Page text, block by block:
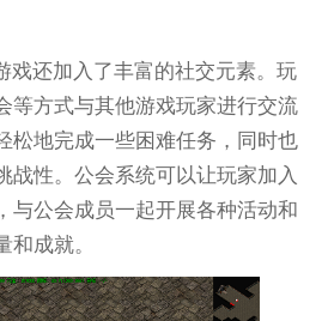
戏还加入了丰富的社交元素。玩
等方式与其他游戏玩家进行交流
松地完成一些困难任务，同时也
战性。公会系统可以让玩家加入
与公会成员一起开展各种活动和
成就。